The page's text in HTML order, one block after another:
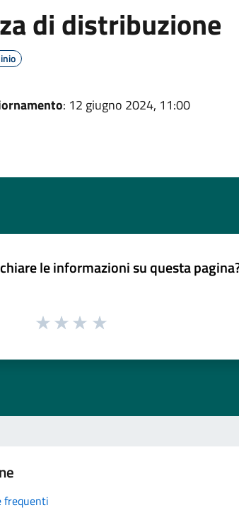
di distribuzione
: 12 giugno 2024, 11:00
le informazioni su questa
frequenti